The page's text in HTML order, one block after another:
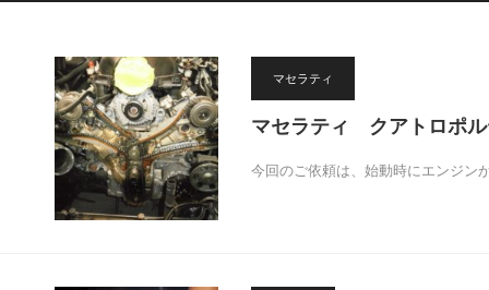
マセラティ
マセラティ クアトロポ
今回のご依頼は、始動時にエンジン